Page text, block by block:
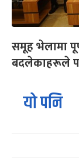
समूह भेलामा
बदलेकाहरूले
यो पनि